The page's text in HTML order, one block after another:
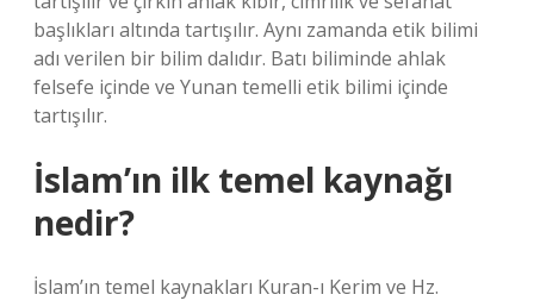
başlıkları altında tartışılır. Aynı zamanda etik bilimi
adı verilen bir bilim dalıdır. Batı biliminde ahlak
felsefe içinde ve Yunan temelli etik bilimi içinde
tartışılır.
İslam’ın ilk temel kaynağı
nedir?
İslam’ın temel kaynakları Kuran-ı Kerim ve Hz.